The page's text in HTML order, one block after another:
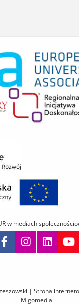
| Strona
Migomedia
w mediach
i
przejdź